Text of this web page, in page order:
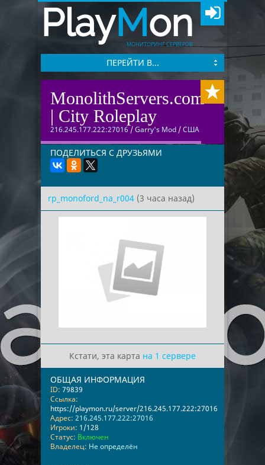
PlayMon
МОНИТОРИНГ СЕРВЕРОВ
ПЕРЕЙТИ В...
MonolithServers.com
| City Roleplay
216.245.177.222:27016 /Garry's Mod /США
ПОДЕЛИТЬСЯ С ДРУЗЬЯМИ
rp_monoford_na_r004 (3 часа назад)
Кстати, эта карта на 1 сервере
ОБЩАЯ ИНФОРМАЦИЯ
ID: 79839
Ссылка:
https://playmon.ru/server/216.245.177.222:27016
Адрес: 216.245.177.222:27016
Игроки: 1/128
Статус: Включен
Владелец: Не определён